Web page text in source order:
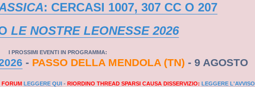
: CERCASI 1007, 307 CC O 207
LE NOSTRE LEONESSE 2026
I PROSSIMI EVENTI IN PROGRAMMA:
- PASSO DELLA MENDOLA (TN) - 9 AGOSTO
FORUM LEGGERE QUI - RIORDINO THREAD SPARSI CAUSA DISSERVIZIO: LEGGERE L'AVVISO